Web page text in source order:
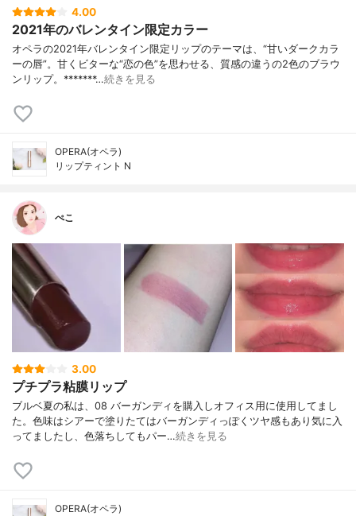
4.00
2021年のバレンタイン限定カラー
オペラの2021年バレンタイン限定リップのテーマは、“甘いダークカラ
ーの唇”。甘くビターな“恋の色”を思わせる、質感の違うの2色のブラウ
ンリップ。*******…続きを見る
OPERA(オペラ)
リップティント N
ぺこ
3.00
プチプラ粘膜リップ
ブルベ夏の私は、08 バーガンディを購入しオフィス用に使用してまし
た。色味はシアーで塗りたてはバーガンディっぽくツヤ感もあり気に入
ってましたし、色落ちしてもパー…続きを見る
OPERA(オペラ)